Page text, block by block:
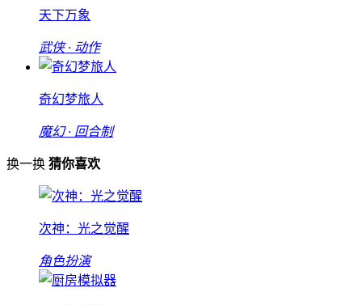
天下万象
武侠 · 动作
奇幻梦旅人
魔幻 · 回合制
换一换 猜你喜欢
次神：光之觉醒
角色扮演